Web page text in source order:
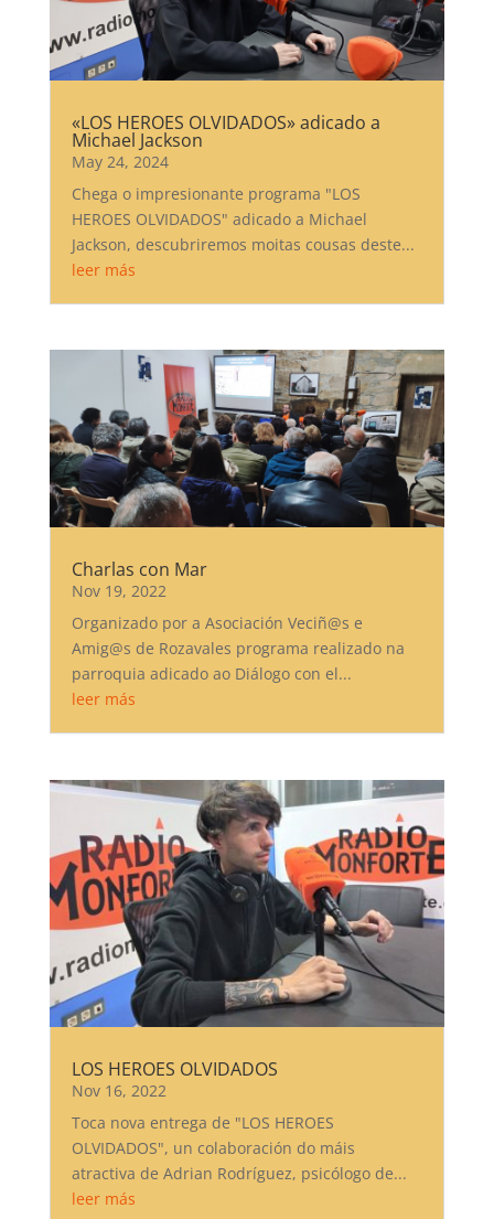
«LOS HEROES OLVIDADOS» adicado a
Michael Jackson
May 24, 2024
Chega o impresionante programa "LOS
HEROES OLVIDADOS" adicado a Michael
Jackson, descubriremos moitas cousas deste...
leer más
Charlas con Mar
Nov 19, 2022
Organizado por a Asociación Veciñ@s e
Amig@s de Rozavales programa realizado na
parroquia adicado ao Diálogo con el...
leer más
LOS HEROES OLVIDADOS
Nov 16, 2022
Toca nova entrega de "LOS HEROES
OLVIDADOS", un colaboración do máis
atractiva de Adrian Rodríguez, psicólogo de...
leer más